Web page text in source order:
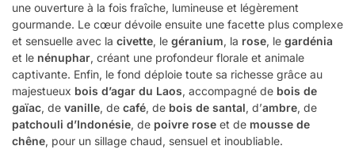
une ouverture à la fois fraîche, lumineuse et légèrement
gourmande. Le cœur dévoile ensuite une facette plus complexe
et sensuelle avec la civette, le géranium, la rose, le gardénia
et le nénuphar, créant une profondeur florale et animale
captivante. Enfin, le fond déploie toute sa richesse grâce au
majestueux bois d’agar du Laos, accompagné de bois de
gaïac, de vanille, de café, de bois de santal, d’ambre, de
patchouli d’Indonésie, de poivre rose et de mousse de
chêne, pour un sillage chaud, sensuel et inoubliable.